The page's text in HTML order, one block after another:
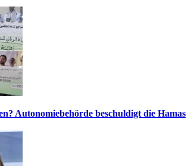
Autonomiebehörde beschuldigt die Hamas